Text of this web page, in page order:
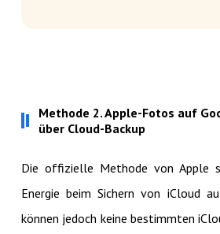
Methode 2. Apple-Fotos auf
über Cloud-Backup
Die offizielle Methode von Apple
Energie beim Sichern von iCloud
können jedoch keine bestimmten